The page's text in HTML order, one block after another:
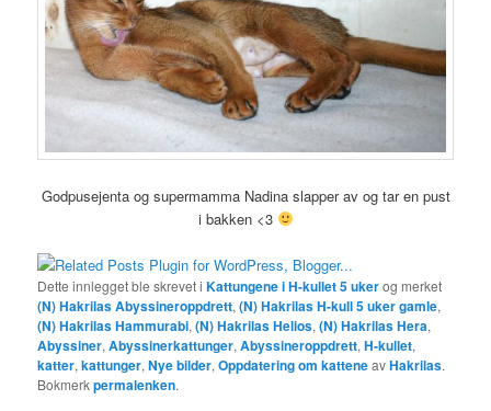
Godpusejenta og supermamma Nadina slapper av og tar en pust
i bakken <3
Dette innlegget ble skrevet iKattungene i H-kullet 5 ukerog merket
(N) Hakrilas Abyssineroppdrett,(N) Hakrilas H-kull 5 uker gamle,
(N) Hakrilas Hammurabi,(N) Hakrilas Helios,(N) Hakrilas Hera,
Abyssiner,Abyssinerkattunger,Abyssineroppdrett,H-kullet,
katter,kattunger,Nye bilder,Oppdatering om katteneavHakrilas.
Bokmerkpermalenken.